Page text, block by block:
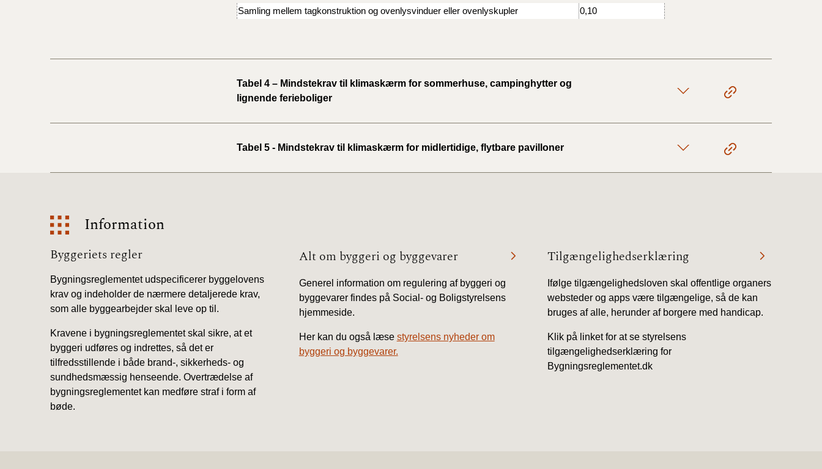
BR18 (4/7-31/12
BR18 (1/7-31/12
2018)
BR18 (1/1-30/6 2018)
BR15 (2015-2018)
Samling mellem tagkonstruktion og ovenlysvinduer eller ovenlyskupler
0,10
Tabel 4 – Mindstekrav til klimaskærm for sommerhuse, campinghytter og
lignende ferieboliger
Tabel 5 - Mindstekrav til klimaskærm for midlertidige, flytbare pavilloner
Information
Information
Byggeriets regler
Bygningsreglementet udspecificerer byggelovens
krav og indeholder de nærmere detaljerede krav,
som alle byggearbejder skal leve op til.
Kravene i bygningsreglementet skal sikre, at et
byggeri udføres og indrettes, så det er
tilfredsstillende i både brand-, sikkerheds- og
sundhedsmæssig henseende. Overtrædelse af
bygningsreglementet kan medføre straf i form af
bøde.
Alt om byggeri og byggevarer
Generel information om regulering af byggeri og
byggevarer findes på Social- og Boligstyrelsens
hjemmeside.
Her kan du også læse styrelsens nyheder om
byggeri og byggevarer.
Tilgængelighedserklæring
Ifølge tilgængelighedsloven skal offentlige organers
websteder og apps være tilgængelige, så de kan
bruges af alle, herunder af borgere med handicap.
Klik på linket for at se styrelsens
tilgængelighedserklæring for
Bygningsreglementet.dk